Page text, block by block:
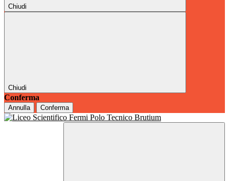
Chiudi
Chiudi
Conferma
Annulla Conferma